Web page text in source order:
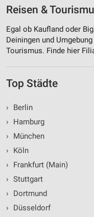
Reisen &
Egal ob Kaufland oder
Deiningen und
Tourismus. Finde hier
Top Städte
›
Berlin
›
Hamburg
›
München
›
Köln
›
Frankfurt (Main)
› Stuttgart
›
Dortmund
›
Düsseldorf
Werbeanzeigen
Erstellung von
Werbung
Erstellung von Profilen
Verwendung von
personalisierter Inhalte
Messung der
Messung der
Analyse von
Kombinationen von
Quellen